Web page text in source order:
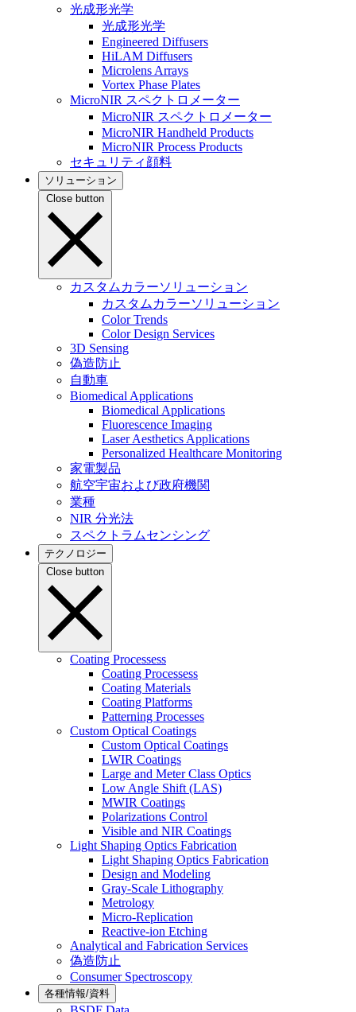
光成形光学
光成形光学
Engineered Diffusers
HiLAM Diffusers
Microlens Arrays
Vortex Phase Plates
MicroNIR スペクトロメーター
MicroNIR スペクトロメーター
MicroNIR Handheld Products
MicroNIR Process Products
セキュリティ顔料
ソリューション
Close button
カスタムカラーソリューション
カスタムカラーソリューション
Color Trends
Color Design Services
3D Sensing
偽造防止
自動車
Biomedical Applications
Biomedical Applications
Fluorescence Imaging
Laser Aesthetics Applications
Personalized Healthcare Monitoring
家電製品
航空宇宙および政府機関
業種
NIR 分光法
スペクトラムセンシング
テクノロジー
Close button
Coating Processess
Coating Processess
Coating Materials
Coating Platforms
Patterning Processes
Custom Optical Coatings
Custom Optical Coatings
LWIR Coatings
Large and Meter Class Optics
Low Angle Shift (LAS)
MWIR Coatings
Polarizations Control
Visible and NIR Coatings
Light Shaping Optics Fabrication
Light Shaping Optics Fabrication
Design and Modeling
Gray-Scale Lithography
Metrology
Micro-Replication
Reactive-ion Etching
Analytical and Fabrication Services
偽造防止
Consumer Spectroscopy
各種情報/資料